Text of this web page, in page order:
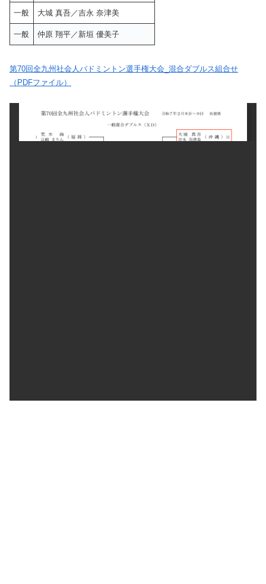
一般 大城 真吾／吉永 奈津美
一般 仲原 翔平／新垣 優美子
第70回全九州社会人バドミントン選手権大会_混合ダブルス組合せ
（PDFファイル）